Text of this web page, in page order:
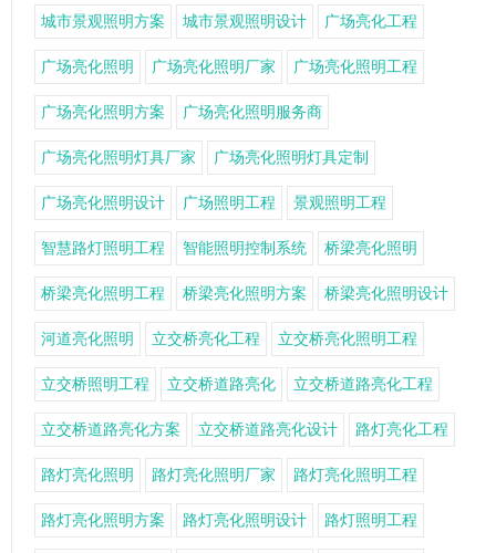
城市景观照明方案 城市景观照明设计 广场亮化工程
广场亮化照明 广场亮化照明厂家 广场亮化照明工程
广场亮化照明方案 广场亮化照明服务商
广场亮化照明灯具厂家 广场亮化照明灯具定制
广场亮化照明设计 广场照明工程 景观照明工程
智慧路灯照明工程 智能照明控制系统 桥梁亮化照明
桥梁亮化照明工程 桥梁亮化照明方案 桥梁亮化照明设计
河道亮化照明 立交桥亮化工程 立交桥亮化照明工程
立交桥照明工程 立交桥道路亮化 立交桥道路亮化工程
立交桥道路亮化方案 立交桥道路亮化设计 路灯亮化工程
路灯亮化照明 路灯亮化照明厂家 路灯亮化照明工程
路灯亮化照明方案 路灯亮化照明设计 路灯照明工程